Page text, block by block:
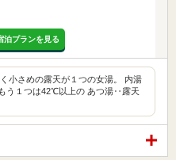
泊プランを見る
小さめの露天が１つの女湯。 内湯
う１つは42℃以上の あつ湯‥露天